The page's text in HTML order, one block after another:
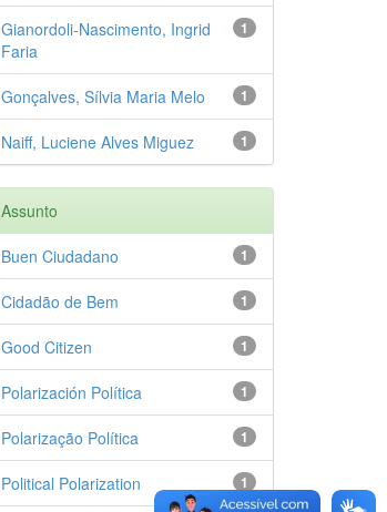
1
Gianordoli-Nascimento, Ingrid
Faria
1
Gonçalves, Sílvia Maria Melo
1
Naiff, Luciene Alves Miguez
Assunto
1
Buen Ciudadano
1
Cidadão de Bem
1
Good Citizen
1
Polarización Política
1
Polarização Política
1
Political Polarization